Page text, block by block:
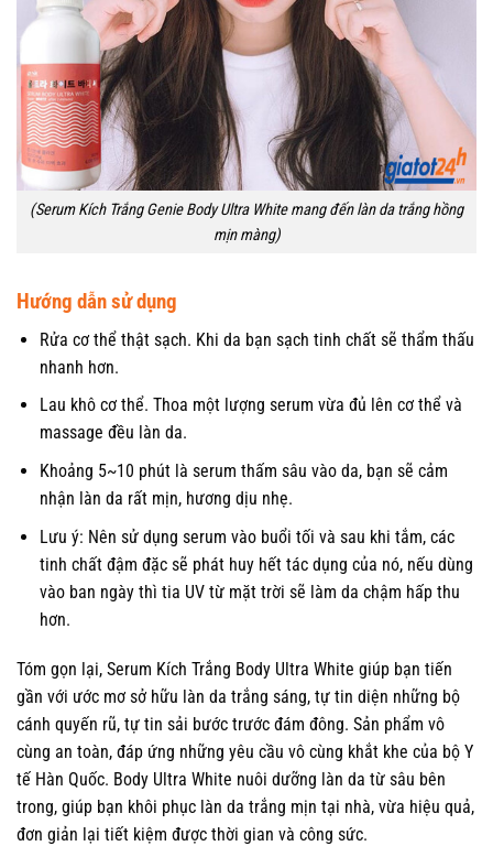
(Serum Kích Trắng Genie Body Ultra White mang đến làn da trắng hồng
mịn màng)
Hướng dẫn sử dụng
Rửa cơ thể thật sạch. Khi da bạn sạch tinh chất sẽ thẩm thấu
nhanh hơn.
Lau khô cơ thể. Thoa một lượng serum vừa đủ lên cơ thể và
massage đều làn da.
Khoảng 5~10 phút là serum thấm sâu vào da, bạn sẽ cảm
nhận làn da rất mịn, hương dịu nhẹ.
Lưu ý: Nên sử dụng serum vào buổi tối và sau khi tắm, các
tinh chất đậm đặc sẽ phát huy hết tác dụng của nó, nếu dùng
vào ban ngày thì tia UV từ mặt trời sẽ làm da chậm hấp thu
hơn.
Tóm gọn lại, Serum Kích Trắng Body Ultra White giúp bạn tiến
gần với ước mơ sở hữu làn da trắng sáng, tự tin diện những bộ
cánh quyến rũ, tự tin sải bước trước đám đông. Sản phẩm vô
cùng an toàn, đáp ứng những yêu cầu vô cùng khắt khe của bộ Y
tế Hàn Quốc. Body Ultra White nuôi dưỡng làn da từ sâu bên
trong, giúp bạn khôi phục làn da trắng mịn tại nhà, vừa hiệu quả,
đơn giản lại tiết kiệm được thời gian và công sức.